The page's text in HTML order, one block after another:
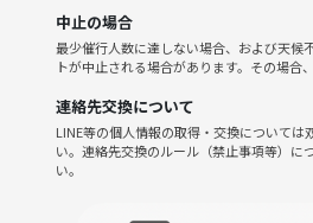
会場は飲食物持ち込み完全自由です！！
〜参加者〜
・ボードゲームが好き。
～禁止事項・注意事項について～
中止の場合
最少催行人数に達しない場合、および天候
トが中止される場合があります。その場合
連絡先交換について
LINE等の個人情報の取得・交換については
い。連絡先交換のルール（禁止事項等）に
い。